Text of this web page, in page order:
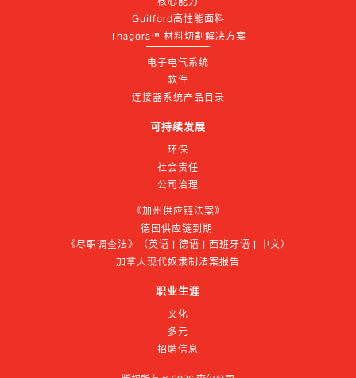
Guilford高性能面料
Thagora™ 材料切割解决方案
电子电气系统
软件
连接器系统产品目录
可持续发展
环保
社会责任
公司治理
《加州供应链法案》
德国供应链到期
《尽职调查法》（英语 | 德语 | 西班牙语 | 中文）
加拿大现代奴隶制法案报告
职业生涯
文化
多元
招聘信息